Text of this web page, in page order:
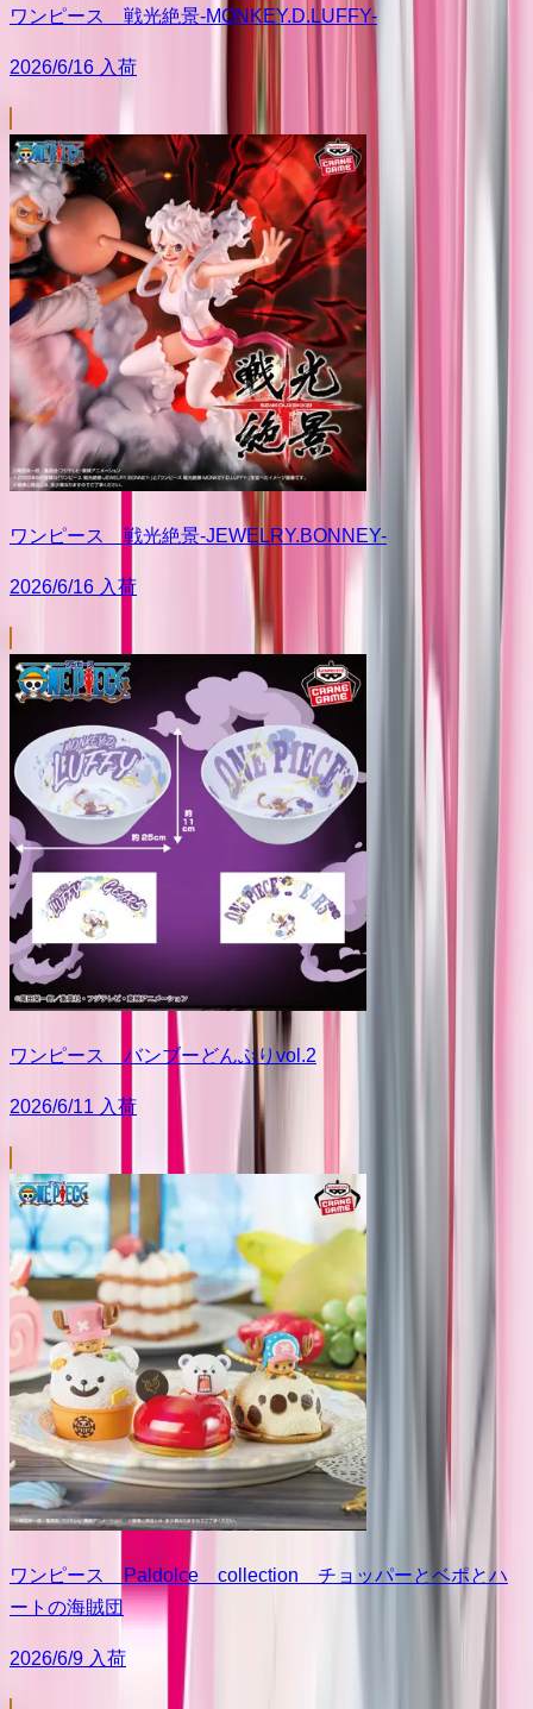
ワンピース 戦光絶景-MONKEY.D.LUFFY-
2026/6/16 入荷
ワンピース 戦光絶景-JEWELRY.BONNEY-
2026/6/16 入荷
ワンピース バンブーどんぶりvol.2
2026/6/11 入荷
ワンピース Paldolce collection チョッパーとベポとハ
ートの海賊団
2026/6/9 入荷